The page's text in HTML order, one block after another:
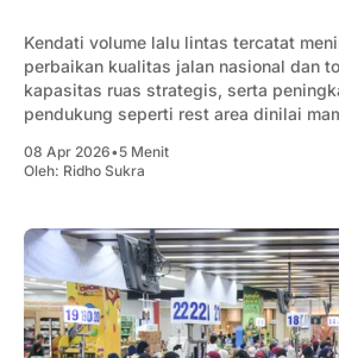
Kendati volume lalu lintas tercatat
perbaikan kualitas jalan nasional dan
kapasitas ruas strategis, serta
pendukung seperti rest area dinilai
08 Apr 2026•5 Menit
Oleh: Ridho Sukra